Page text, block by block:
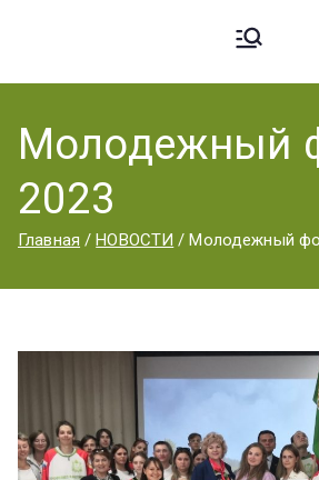
Молодежный
2023
Главная НОВОСТИ Молодежный